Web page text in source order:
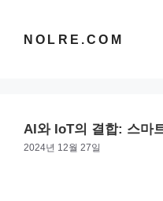
NOLRE.COM
AI와 IoT의 결합: 스마
2024년 12월 27일